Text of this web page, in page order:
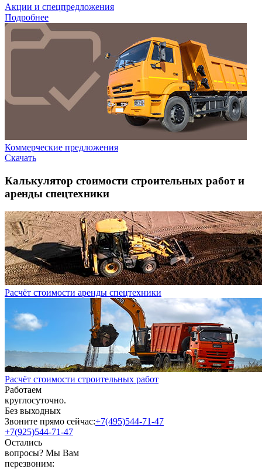
Акции и спецпредложения
Подробнее
Коммерческие предложения
Скачать
Калькулятор стоимости строительных работ и
аренды спецтехники
Расчёт стоимости аренды спецтехники
Расчёт стоимости строительных работ
Работаем
круглосуточно.
Без выходных
Звоните прямо сейчас:+7(495)544-71-47
+7(925)544-71-47
Остались
вопросы? Мы Вам
перезвоним: